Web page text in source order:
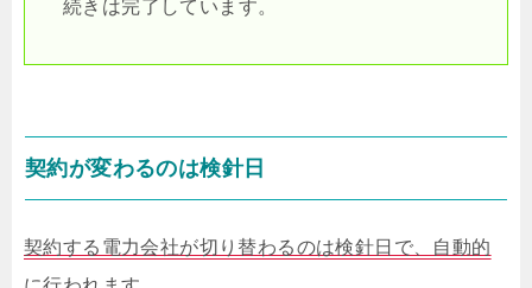
続きは完了しています。
契約が変わるのは検針日
契約する電力会社が切り替わるのは検針日で、自動的